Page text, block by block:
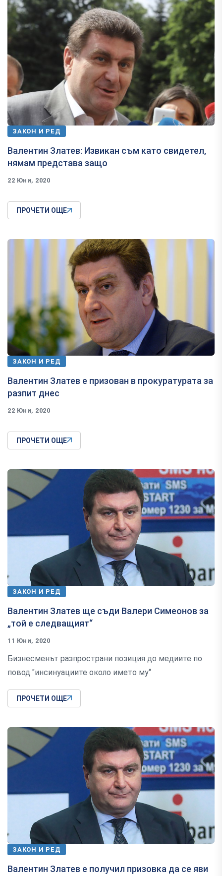
ЗАКОН И РЕД
Валентин Златев: Извикан съм като свидетел,
нямам представа защо
22 Юни, 2020
ПРОЧЕТИ ОЩЕ
ЗАКОН И РЕД
Валентин Златев е призован в прокуратурата за
разпит днес
22 Юни, 2020
ПРОЧЕТИ ОЩЕ
ЗАКОН И РЕД
Валентин Златев ще съди Валери Симеонов за
„той е следващият“
11 Юни, 2020
Бизнесменът разпространи позиция до медиите по
повод "инсинуациите около името му“
ПРОЧЕТИ ОЩЕ
ЗАКОН И РЕД
Валентин Златев е получил призовка да се яви